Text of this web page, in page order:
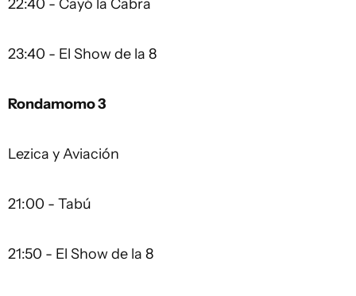
22:40 - Cayó la Cabra
23:40 - El Show de la 8
Rondamomo 3
Lezica y Aviación
21:00 - Tabú
21:50 - El Show de la 8